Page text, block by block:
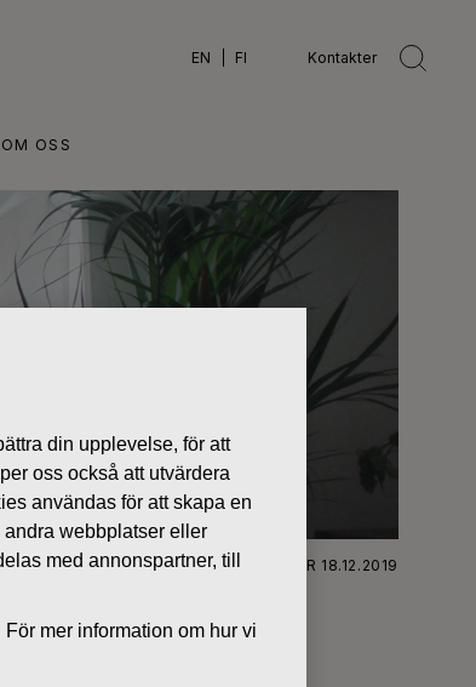
EN FI Kontakter
OM OSS
OYJ ABP:S ÅTERKÖP AV EGNA AKTIER 18.12.2019
din upplevelse, för att
oss också att utvärdera
användas för att skapa en
webbplatser eller
med annonspartner, till
mer information om hur vi